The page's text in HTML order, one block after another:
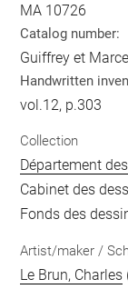
MA 10726
Catalog number:
Guiffrey et
Handwritten
vol.12, p.303
Collection
Département
Cabinet des
Fonds des
Artist/maker /
Le Brun, Charles